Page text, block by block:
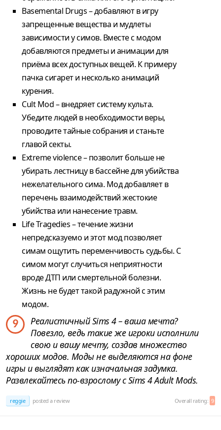
Basemental Drugs – добавляют в игру
запрещенные вещества и мудлеты
зависимости у симов. Вместе с модом
добавляются предметы и анимации для
приёма всех доступных вещей. К примеру
пачка сигарет и несколько анимаций
курения.
Cult Mod – внедряет систему культа.
Убедите людей в необходимости веры,
проводите тайные собрания и станьте
главой секты.
Extreme violence – позволит больше не
убирать лестницу в бассейне для убийства
нежелательного сима. Мод добавляет в
перечень взаимодействий жестокие
убийства или нанесение травм.
Life Tragedies – течение жизни
непредсказуемо и этот мод позволяет
симам ощутить переменчивость судьбы. С
симом могут случиться неприятности
вроде ДТП или смертельной болезни.
Жизнь не будет такой радужной с этим
модом.
9
Реалистичный Sims 4 – ваша мечта?
Повезло, ведь такие же игроки исполнили
свою и вашу мечту, создав множество
хороших модов. Моды не выделяются на фоне
игры и выглядят как изначальная задумка.
Развлекайтесь по-взрослому с Sims 4 Adult Mods.
reggie posted a review Overall rating: 9